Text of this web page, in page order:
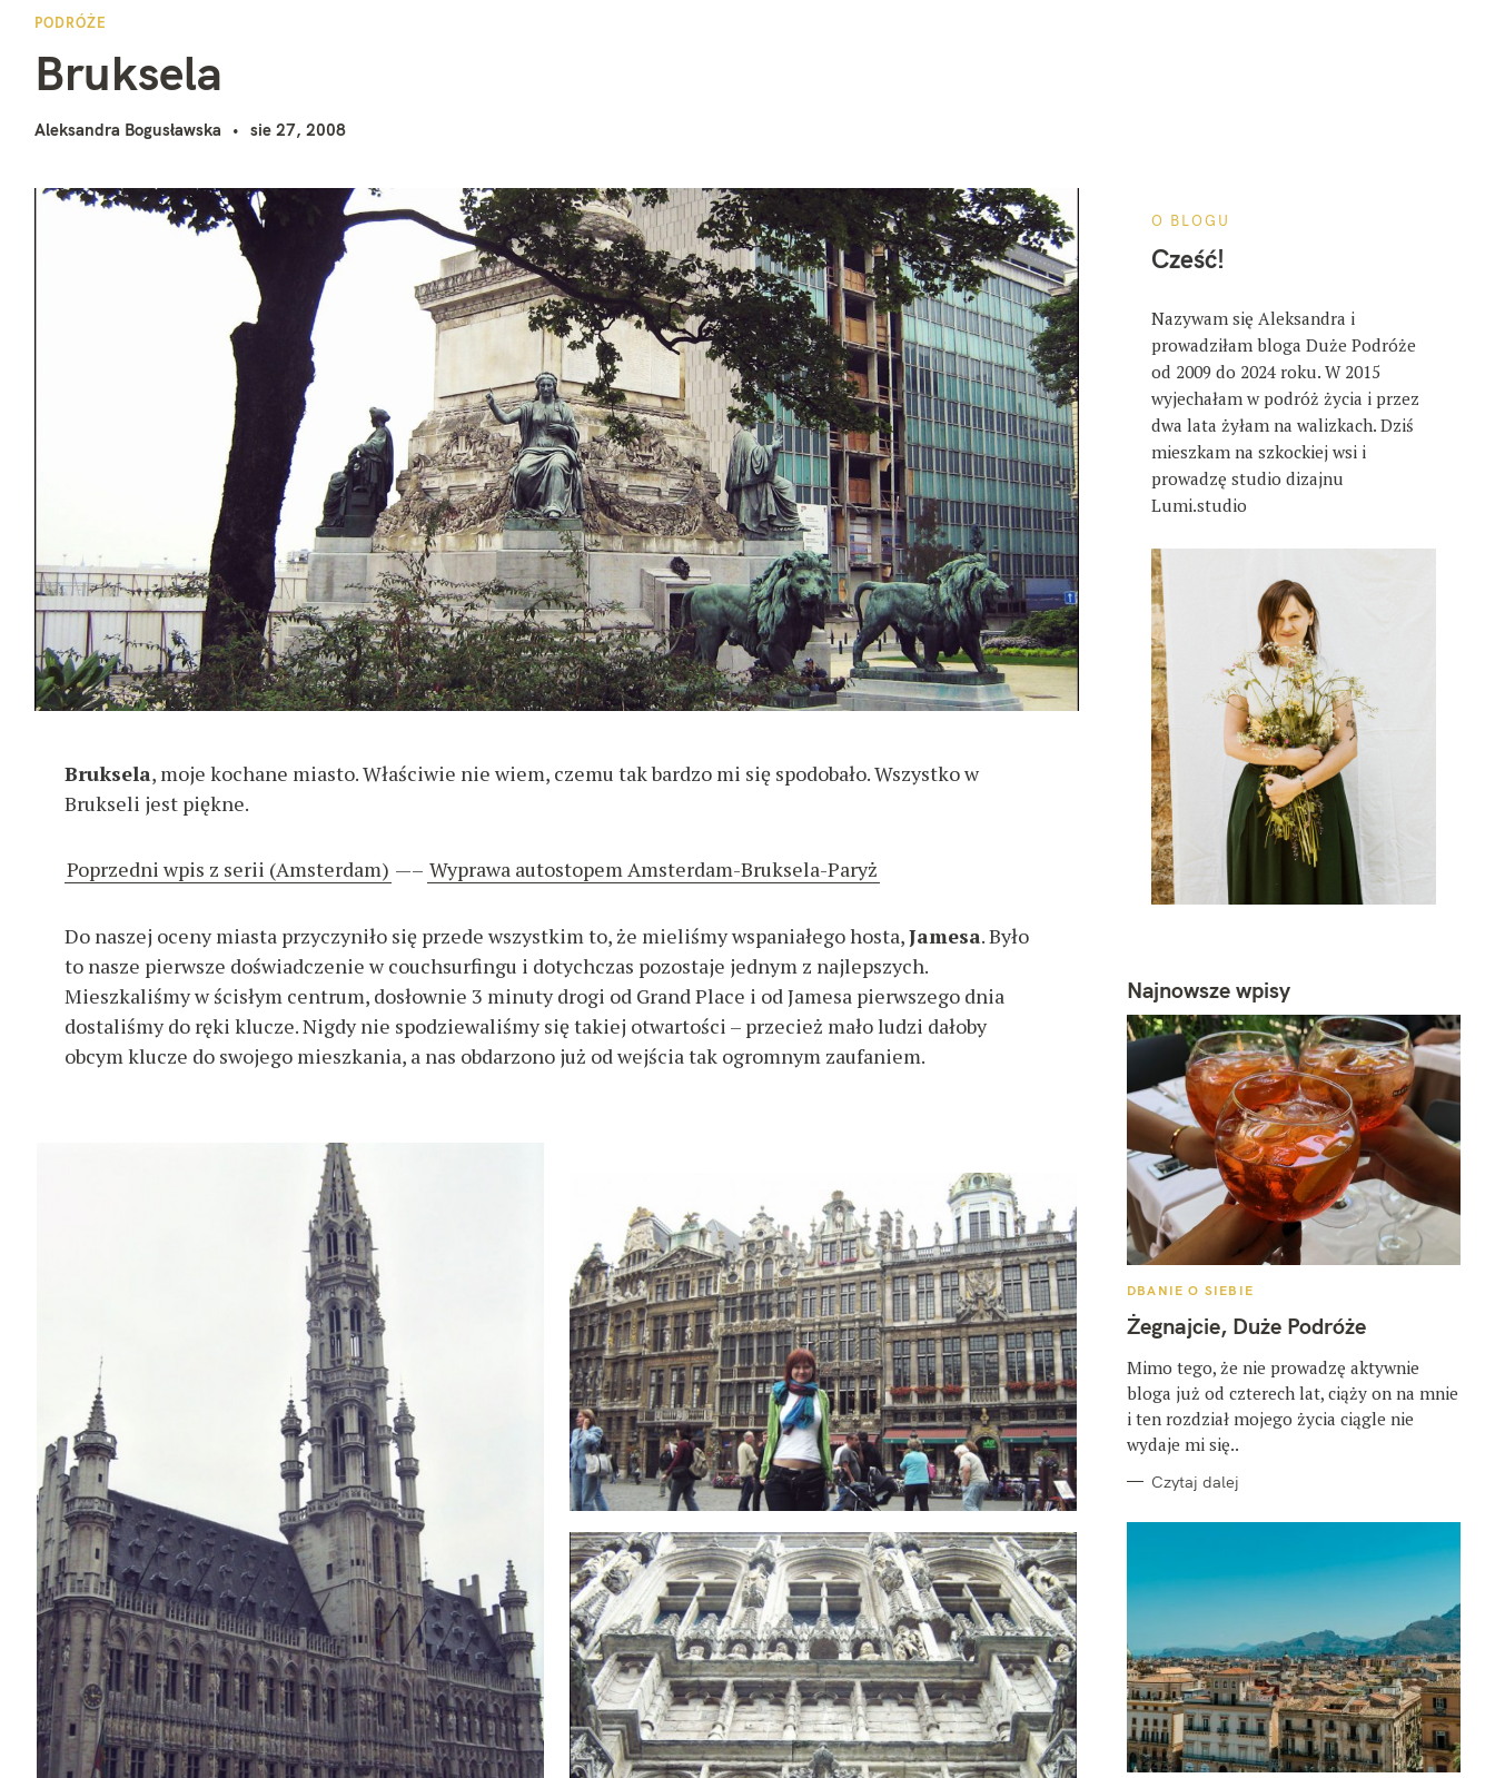
PODRÓŻE
B
Bruksela
Aleksandra Bogusławska sie 27, 2008
Bruksela, moje kochane miasto. Właściwie nie wiem, czemu tak bardzo mi się spodobało. Wszystko w
Brukseli jest piękne.
Poprzedni wpis z serii (Amsterdam) —– Wyprawa autostopem Amsterdam-Bruksela-Paryż
Do naszej oceny miasta przyczyniło się przede wszystkim to, że mieliśmy wspaniałego hosta,Jamesa. Było
to nasze pierwsze doświadczenie w couchsurfingu i dotychczas pozostaje jednym z najlepszych.
Mieszkaliśmy w ścisłym centrum, dosłownie 3 minuty drogi od Grand Place i od Jamesa pierwszego dnia
dostaliśmy do ręki klucze. Nigdy nie spodziewaliśmy się takiej otwartości – przecież mało ludzi dałoby
obcym klucze do swojego mieszkania, a nas obdarzono już od wejścia tak ogromnym zaufaniem.
O BLOGU
Cześć!
Nazywam się Aleksandra i
prowadziłam bloga Duże Podróże
od 2009 do 2024 roku. W 2015
wyjechałam w podróż życia i przez
dwa lata żyłam na walizkach. Dziś
mieszkam na szkockiej wsi i
prowadzę studio dizajnu
Lumi.studio
Najnowsze wpisy
K
T
E
O
R
I
E
DBANIE O SIEBIE
Żegnajcie, Duże Podróże
Mimo tego, że nie prowadzę aktywnie
bloga już od czterech lat, ciąży on na mnie
i ten rozdział mojego życia ciągle nie
wydaje mi się..
Czytaj dalej